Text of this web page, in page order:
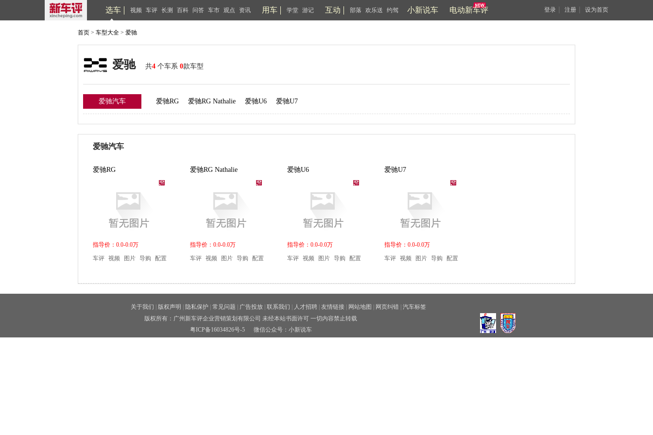
选车 视频 车评 长测 百科 问答 车市 观点 资讯 用车 学堂 游记 互动 部落 欢乐送 约驾 小新说车 电动新车评 登录 注册 设为首页
首页 > 车型大全 > 爱驰
爱驰 共4 个车系 0款车型
爱驰汽车 爱驰RG 爱驰RG Nathalie 爱驰U6 爱驰U7
爱驰汽车
爱驰RG
指导价：0.0-0.0万
车评 视频 图片 导购 配置
爱驰RG Nathalie
指导价：0.0-0.0万
车评 视频 图片 导购 配置
爱驰U6
指导价：0.0-0.0万
车评 视频 图片 导购 配置
爱驰U7
指导价：0.0-0.0万
车评 视频 图片 导购 配置
关于我们 版权声明 隐私保护 常见问题 广告投放 联系我们 人才招聘 友情链接 网站地图 网页纠错
汽车标签
版权所有：广州新车评企业营销策划有限公司 未经本站书面许可 一切内容禁止转载
粤ICP备16034826号-5微信公众号：小新说车